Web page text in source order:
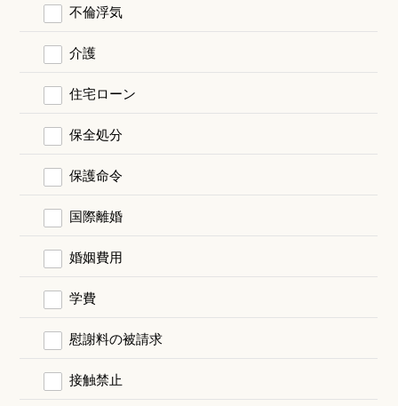
不倫浮気
介護
住宅ローン
保全処分
保護命令
国際離婚
婚姻費用
学費
慰謝料の被請求
接触禁止